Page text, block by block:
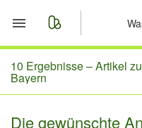
Start
Merkliste
10 Ergebnisse –Artikel
Bayern
Die gewünschte